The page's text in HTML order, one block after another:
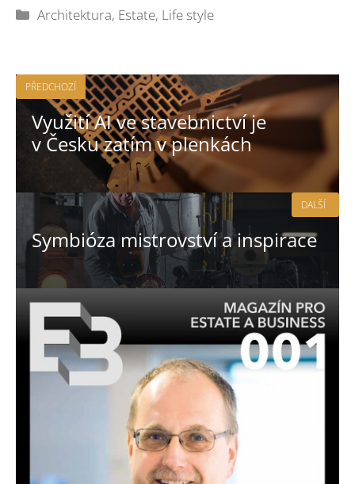
Rubriky
Architektura, Estate, Life style
PŘEDCHOZÍ
Využití AI ve stavebnictví je
v Česku zatím v plenkách
Symbióza mistrovství a inspirace
DALŠÍ